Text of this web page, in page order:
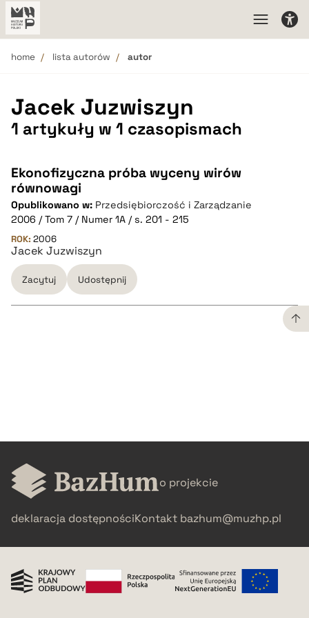
home lista autorów autor
Jacek Juzwiszyn
1 artykuły w 1 czasopismach
Ekonofizyczna próba wyceny wirów
równowagi
Opublikowano w: Przedsiębiorczość i Zarządzanie
2006 / Tom 7 / Numer 1A / s. 201 - 215
ROK: 2006
Jacek Juzwiszyn
Zacytuj Udostępnij
pobierz cytat
o projekcie
deklaracja dostępnościKontakt bazhum@muzhp.pl